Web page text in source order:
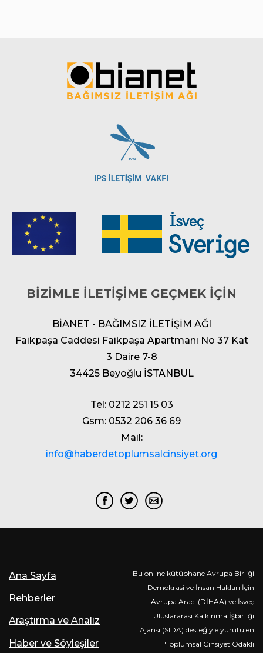
BİZİMLE İLETİŞİME GEÇMEK İÇİN
BİANET - BAĞIMSIZ İLETİŞİM AĞI
Faikpaşa Caddesi Faikpaşa Apartmanı No 37 Kat
3 Daire 7-8
34425 Beyoğlu İSTANBUL
Tel: 0212 251 15 03
Gsm: 0532 206 36 69
Mail:
info@haberdetoplumsalcinsiyet.org
Ana Sayfa
Rehberler
Araştırma ve Analiz
Haber ve Söyleşiler
Bu online kütüphane Avrupa Birliği
Demokrasi ve İnsan Hakları İçin
Avrupa Aracı (DİHAA) ve İsveç
Uluslararası Kalkınma İşbirliği
Ajansı (SIDA) desteğiyle yürütülen
"Toplumsal Cinsiyet Odaklı